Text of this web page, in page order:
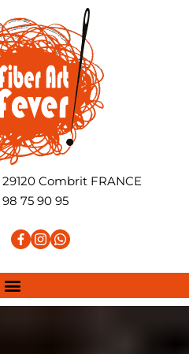
29120 Combrit FRANCE
98 75 90 95